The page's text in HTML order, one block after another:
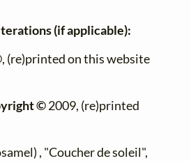
(if applicable):
, (re)printed on this website
©2009, (re)printed
, "Coucher de soleil",